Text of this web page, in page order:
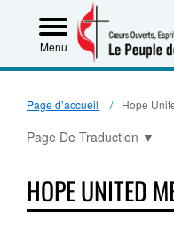
Menu
Page d’accueil Hope
Page De Traduction ▼
HOPE UNITED